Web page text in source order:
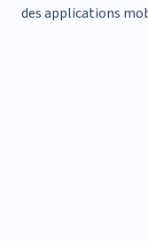
des applications